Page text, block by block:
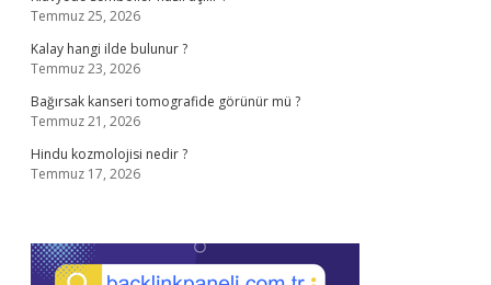
Temmuz 25, 2026
Kalay hangi ilde bulunur ?
Temmuz 23, 2026
Bağırsak kanseri tomografide görünür mü ?
Temmuz 21, 2026
Hindu kozmolojisi nedir ?
Temmuz 17, 2026